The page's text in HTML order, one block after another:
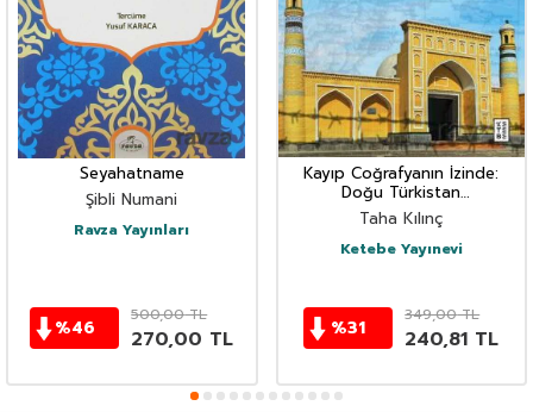
Seyahatname
Şibli Numani
Ravza Yayınları
%46
500,00TL
270,00 TL
Kayıp Coğrafyanın İzinde:
Doğu Türkistan
Seyahatnamesi
Taha Kılınç
Ketebe Yayınevi
%31
349,00TL
240,81 TL